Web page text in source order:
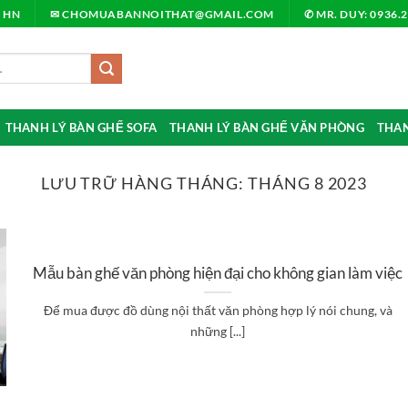
HN ✉ CHOMUABANNOITHAT@GMAIL.COM ✆ MR. DUY:
THANH LÝ BÀN GHẾ SOFA THANH LÝ BÀN GHẾ VĂN PHÒNG
LƯU TRỮ HÀNG THÁNG:THÁNG 8 2023
Mẫu bàn ghế văn phòng hiện đại cho không gian làm việc
Để mua được đồ dùng nội thất văn phòng hợp lý nói chung, và
những [...]